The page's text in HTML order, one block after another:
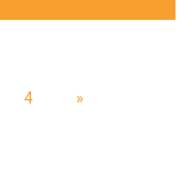
4 »